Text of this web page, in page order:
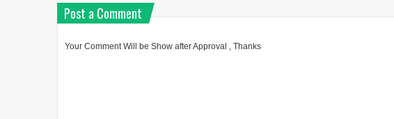
Post a Comment
Your Comment Will be Show after Approval , Thanks